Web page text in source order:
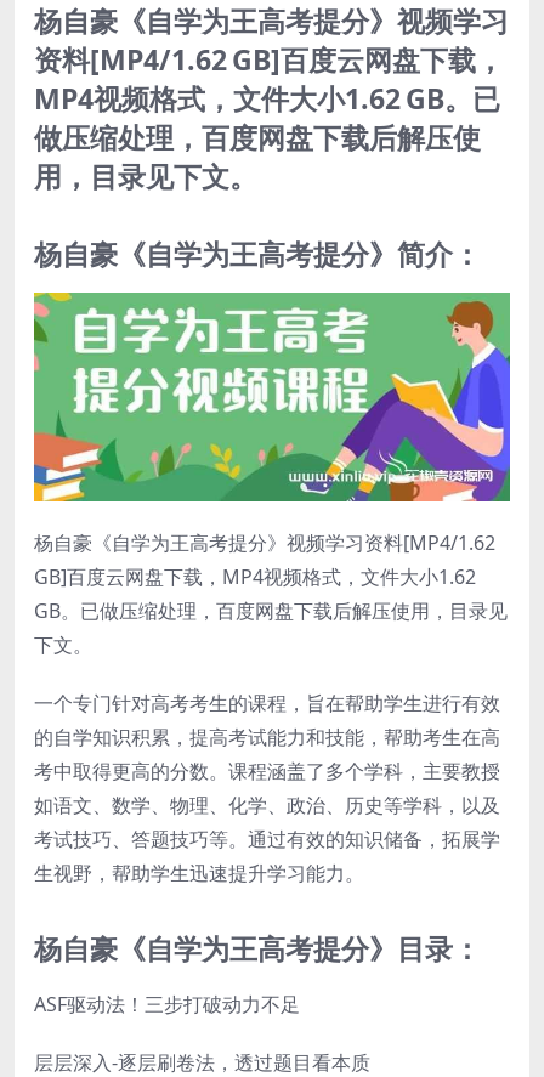
杨自豪《自学为王高考提分》视频学习
资料[MP4/1.62 GB]百度云网盘下载，
MP4视频格式，文件大小1.62 GB。已
做压缩处理，百度网盘下载后解压使
用，目录见下文。
杨自豪《自学为王高考提分》简介：
杨自豪《自学为王高考提分》视频学习资料[MP4/1.62
GB]百度云网盘下载，MP4视频格式，文件大小1.62
GB。已做压缩处理，百度网盘下载后解压使用，目录见
下文。
一个专门针对高考考生的课程，旨在帮助学生进行有效
的自学知识积累，提高考试能力和技能，帮助考生在高
考中取得更高的分数。课程涵盖了多个学科，主要教授
如语文、数学、物理、化学、政治、历史等学科，以及
考试技巧、答题技巧等。通过有效的知识储备，拓展学
生视野，帮助学生迅速提升学习能力。
杨自豪《自学为王高考提分》目录：
ASF驱动法！三步打破动力不足
层层深入-逐层刷卷法，透过题目看本质